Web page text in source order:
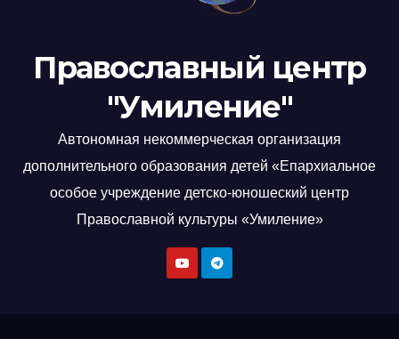
Православный центр
"Умиление"
Автономная некоммерческая организация
дополнительного образования детей «Епархиальное
особое учреждение детско-юношеский центр
Православной культуры «Умиление»